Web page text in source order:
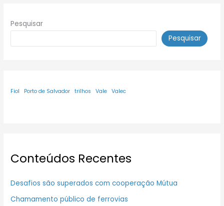
Pesquisar
Pesquisar
Fiol Porto de Salvador trilhos Vale Valec
Conteúdos Recentes
Desafios são superados com cooperação Mútua
Chamamento público de ferrovias